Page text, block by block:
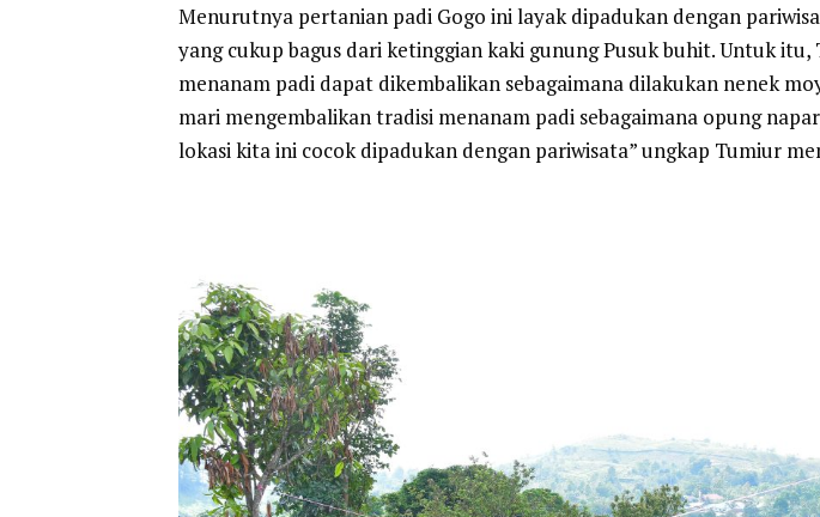
Menurutnya pertanian padi Gogo ini layak dipadukan dengan
yang cukup bagus dari ketinggian kaki gunung Pusuk buhit. Untuk
menanam padi dapat dikembalikan sebagaimana dilakukan nenek
mari mengembalikan tradisi menanam padi sebagaimana opung
lokasi kita ini cocok dipadukan dengan pariwisata” ungkap Tumiur